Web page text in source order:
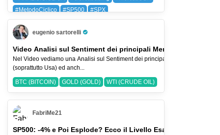
#MetodoCiclico
#SP500
#SPX
BAYG (BAYER AG)
SPX (SP 500)
eugenio sartorelli
Pro Trader
Video Analisi sul Sentiment dei principali Mercati-2-ago-2026
Nel Video vediamo una Analisi sul Sentiment dei principali Indici Azionari
(soprattutto Usa) ed anch...
BTC (BITCOIN) GOLD (GOLD) WTI (CRUDE OIL)
FabriMe21
SP500: -4% e Poi Esplode? Ecco il Livello Esatto